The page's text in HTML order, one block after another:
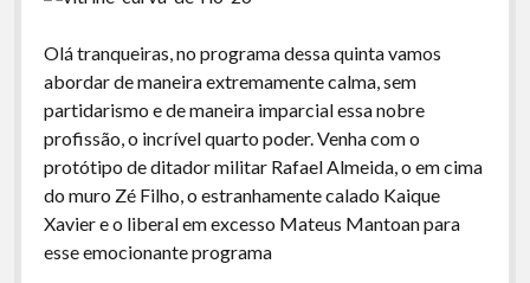
Olá tranqueiras, no programa dessa quinta vamos
abordar de maneira extremamente calma, sem
partidarismo e de maneira imparcial essa nobre
profissão, o incrível quarto poder. Venha com o
protótipo de ditador militar Rafael Almeida, o em cima
do muro Zé Filho, o estranhamente calado Kaique
Xavier e o liberal em excesso Mateus Mantoan para
esse emocionante programa